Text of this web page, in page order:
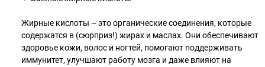
Жирные кислоты – это органические соединения, которые
содержатся в (сюрприз!) жирах и маслах. Они обеспечивают
здоровье кожи, волос и ногтей, помогают поддерживать
иммунитет, улучшают работу мозга и даже влияют на